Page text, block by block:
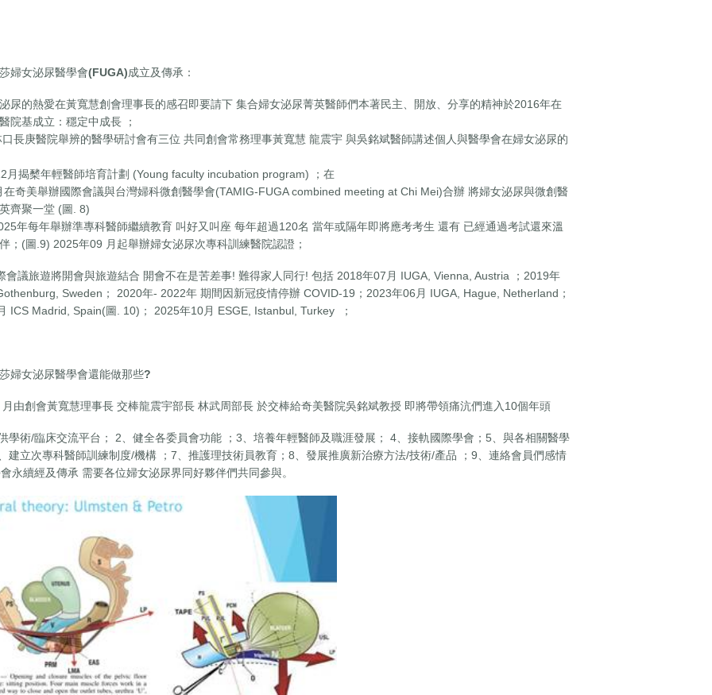
婦女泌尿醫學會(FUGA)成立及傳承：
尿的熱愛在黃寬慧創會理事長的感召即要請下 集合婦女泌尿菁英醫師們本著民主、開放、分享的精神於2016年在
院基成立：穩定中成長 ；
長庚醫院舉辨的醫學研討會有三位 共同創會常務理事黃寬慧 龍震宇 與吳銘斌醫師講述個人與醫學會在婦女泌尿的
月揭櫫年輕醫師培育計劃 (Young faculty incubation program) ；在
在奇美舉辦國際會議與台灣婦科微創醫學會(TAMIG-FUGA combined meeting at Chi Mei)合辦 將婦女泌尿與微創醫
齊聚一堂 (圖. 8)
年每年舉辦準專科醫師繼續教育 叫好又叫座 每年超過120名 當年或隔年即將應考考生 還有 已經通過考試還來溫
；(圖.9) 2025年09 月起舉辦婦女泌尿次專科訓練醫院認證；
議旅遊將開會與旅遊結合 開會不在是苦差事! 難得家人同行! 包括 2018年07月 IUGA, Vienna, Austria ；2019年
Sweden； 2020年- 2022年 期間因新冠疫情停辦 COVID-19；2023年06月 IUGA, Hague, Netherland；
ICS Madrid, Spain(圖. 10)； 2025年10月 ESGE, Istanbul, Turkey ；
婦女泌尿醫學會還能做那些?
由創會黃寬慧理事長 交棒龍震宇部長 林武周部長 於交棒給奇美醫院吳銘斌教授 即將帶領痛沆們進入10個年頭
學術/臨床交流平台； 2、健全各委員會功能 ；3、培養年輕醫師及職涯發展； 4、接軌國際學會；5、與各相關醫學
建立次專科醫師訓練制度/機構 ；7、推護理技術員教育；8、發展推廣新治療方法/技術/產品 ；9、連絡會員們感情
永續經及傳承 需要各位婦女泌尿界同好夥伴們共同參與。